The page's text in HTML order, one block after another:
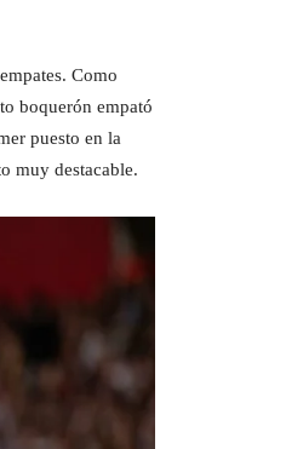
Como
boquerón empató
puesto en la
muy destacable.